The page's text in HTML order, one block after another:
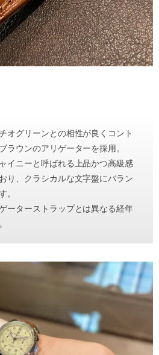
オグリーンとの相性が良くコント
ラウンのアリゲーターを採用。
イニーと呼ばれる上品かつ高級感
り、クラシカルな文字盤にバラン
。
ーターストラップとは異なる経年